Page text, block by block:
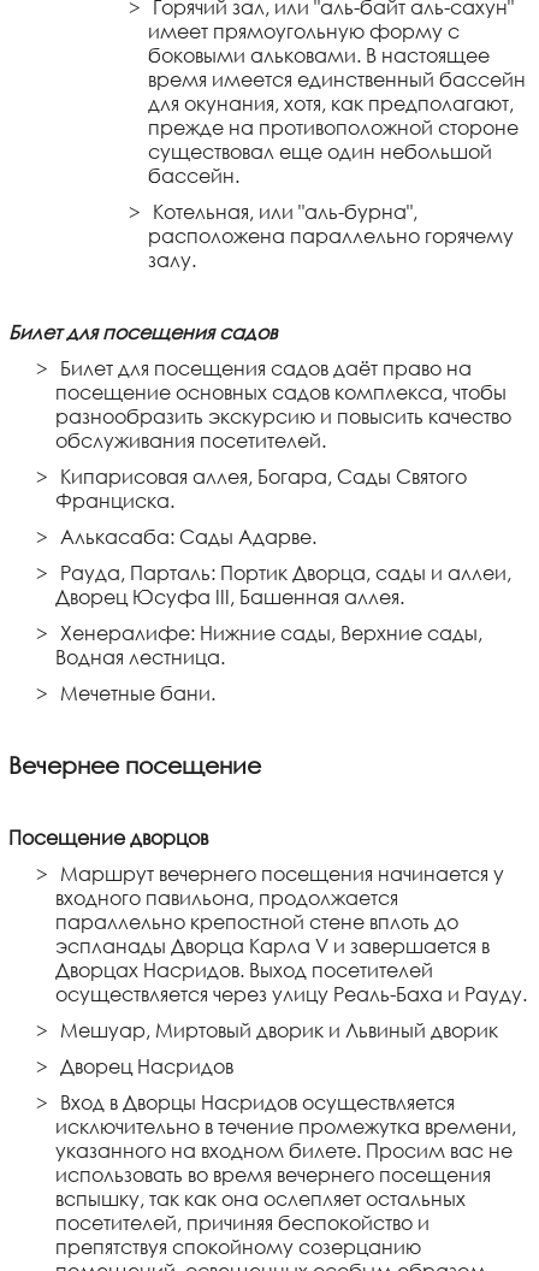
Горячий зал, или "аль-байт аль-сахун"
имеет прямоугольную форму с
боковыми альковами. В настоящее
время имеется единственный бассейн
для окунания, хотя, как предполагают,
прежде на противоположной стороне
существовал еще один небольшой
бассейн.
Котельная, или "аль-бурна",
расположена параллельно горячему
залу.
Билет для посещения садов
Билет для посещения садов даёт право на
посещение основных садов комплекса, чтобы
разнообразить экскурсию и повысить качество
обслуживания посетителей.
Кипарисовая аллея, Богара, Сады Святого
Франциска.
Алькасаба: Сады Адарве.
Рауда, Парталь: Портик Дворца, сады и аллеи,
Дворец Юсуфа III, Башенная аллея.
Хенералифе: Нижние сады, Верхние сады,
Водная лестница.
Мечетные бани.
Вечернее посещение
Посещение дворцов
Маршрут вечернего посещения начинается у
входного павильона, продолжается
параллельно крепостной стене вплоть до
эспланады Дворца Карла V и завершается в
Дворцах Насридов. Выход посетителей
осуществляется через улицу Реаль-Баха и Рауду.
Мешуар, Миртовый дворик и Львиный дворик
Дворец Насридов
Вход в Дворцы Насридов осуществляется
исключительно в течение промежутка времени,
указанного на входном билете. Просим вас не
использовать во время вечернего посещения
вспышку, так как она ослепляет остальных
посетителей, причиняя беспокойство и
препятствуя спокойному созерцанию